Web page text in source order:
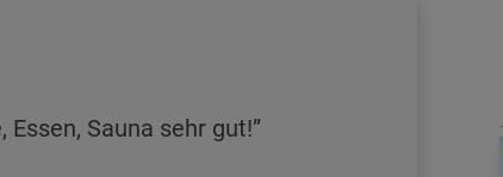
Essen, Sauna sehr gut!